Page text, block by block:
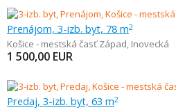
Prenájom, 3-izb. byt, 78 m2
Košice - mestská časť Západ, Inovecká
1 500,00 EUR
Predaj, 3-izb. byt, 63 m2